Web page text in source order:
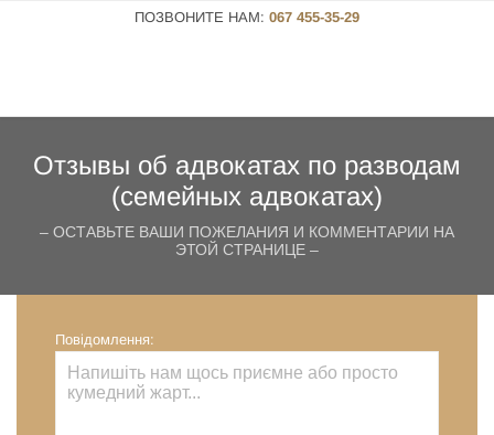
ПОЗВОНИТЕ НАМ: 067 455-35-29
Отзывы об адвокатах по разводам
(семейных адвокатах)
– ОСТАВЬТЕ ВАШИ ПОЖЕЛАНИЯ И КОММЕНТАРИИ НА
ЭТОЙ СТРАНИЦЕ –
Повідомлення: